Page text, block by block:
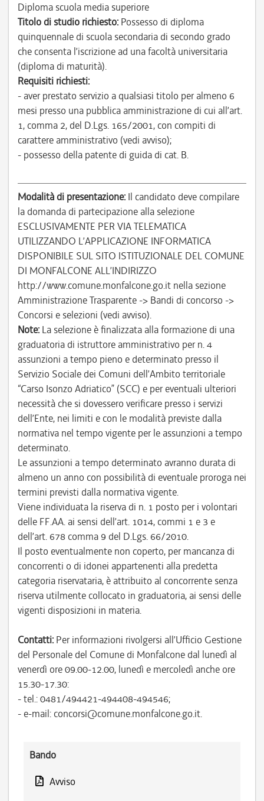
Diploma scuola media superiore
Titolo di studio richiesto: Possesso di diploma
quinquennale di scuola secondaria di secondo grado
che consenta l’iscrizione ad una facoltà universitaria
(diploma di maturità).
Requisiti richiesti:
- aver prestato servizio a qualsiasi titolo per almeno 6
mesi presso una pubblica amministrazione di cui all’art.
1, comma 2, del D.Lgs. 165/2001, con compiti di
carattere amministrativo (vedi avviso);
- possesso della patente di guida di cat. B.
Modalità di presentazione: Il candidato deve compilare
la domanda di partecipazione alla selezione
ESCLUSIVAMENTE PER VIA TELEMATICA
UTILIZZANDO L’APPLICAZIONE INFORMATICA
DISPONIBILE SUL SITO ISTITUZIONALE DEL COMUNE
DI MONFALCONE ALL’INDIRIZZO
http://www.comune.monfalcone.go.it nella sezione
Amministrazione Trasparente -> Bandi di concorso ->
Concorsi e selezioni (vedi avviso).
Note: La selezione è finalizzata alla formazione di una
graduatoria di istruttore amministrativo per n. 4
assunzioni a tempo pieno e determinato presso il
Servizio Sociale dei Comuni dell’Ambito territoriale
“Carso Isonzo Adriatico” (SCC) e per eventuali ulteriori
necessità che si dovessero verificare presso i servizi
dell’Ente, nei limiti e con le modalità previste dalla
normativa nel tempo vigente per le assunzioni a tempo
determinato.
Le assunzioni a tempo determinato avranno durata di
almeno un anno con possibilità di eventuale proroga nei
termini previsti dalla normativa vigente.
Viene individuata la riserva di n. 1 posto per i volontari
delle FF.AA. ai sensi dell’art. 1014, commi 1 e 3 e
dell’art. 678 comma 9 del D.Lgs. 66/2010.
Il posto eventualmente non coperto, per mancanza di
concorrenti o di idonei appartenenti alla predetta
categoria riservataria, è attribuito al concorrente senza
riserva utilmente collocato in graduatoria, ai sensi delle
vigenti disposizioni in materia.
Contatti: Per informazioni rivolgersi all’Ufficio Gestione
del Personale del Comune di Monfalcone dal lunedì al
venerdì ore 09.00-12.00, lunedì e mercoledì anche ore
15.30-17.30:
- tel.: 0481/494421-494408-494546;
- e-mail: concorsi@comune.monfalcone.go.it.
Bando
Avviso